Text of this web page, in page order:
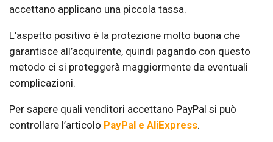
accettano applicano una piccola tassa.
L’aspetto positivo è la protezione molto buona che
garantisce all’acquirente, quindi pagando con questo
metodo ci si proteggerà maggiormente da eventuali
complicazioni.
Per sapere quali venditori accettano PayPal si può
controllare l’articolo PayPal e AliExpress.